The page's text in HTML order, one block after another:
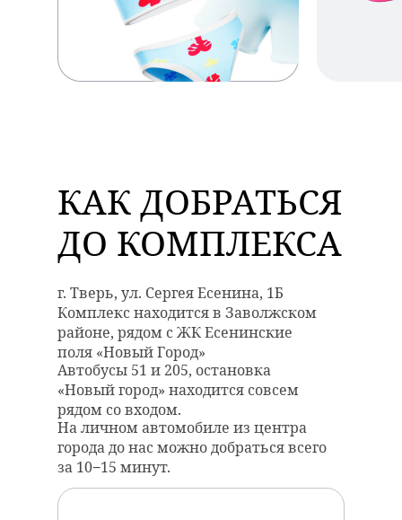
КАК ДОБРАТЬСЯ
ДО КОМПЛЕКСА
г. Тверь, ул. Сергея Есенина, 1Б
Комплекс находится в Заволжском
районе, рядом с ЖК Есенинские
поля «Новый Город»
Автобусы 51 и 205, остановка
«Новый город» находится совсем
рядом со входом.
На личном автомобиле из центра
города до нас можно добраться всего
за 10−15 минут.